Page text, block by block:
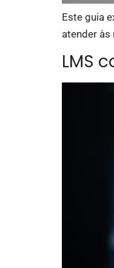
Este guia
atender às
LMS